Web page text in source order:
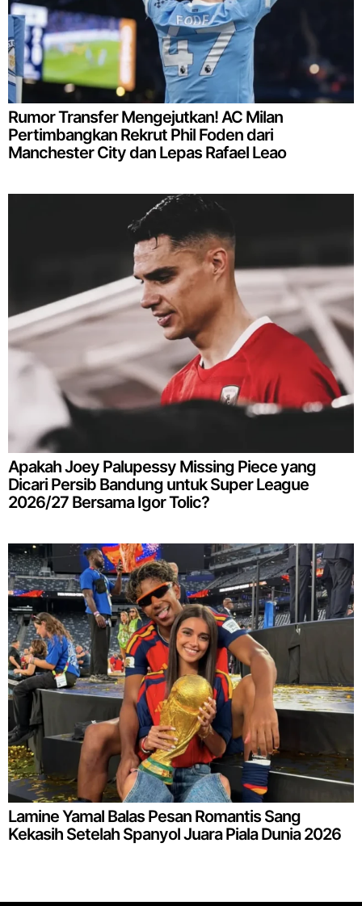
Rumor Transfer Mengejutkan! AC Milan
Pertimbangkan Rekrut Phil Foden dari
Manchester City dan Lepas Rafael Leao
Apakah Joey Palupessy Missing Piece yang
Dicari Persib Bandung untuk Super League
2026/27 Bersama Igor Tolic?
Lamine Yamal Balas Pesan Romantis Sang
Kekasih Setelah Spanyol Juara Piala Dunia 2026